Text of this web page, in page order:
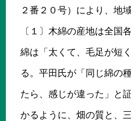
２番２０号）により、地
〔１〕木綿の産地は全国
綿は「太くて、毛足が短
る。平田氏が「同じ綿の
たら、感じが違った」と
かるように、畑の質と、